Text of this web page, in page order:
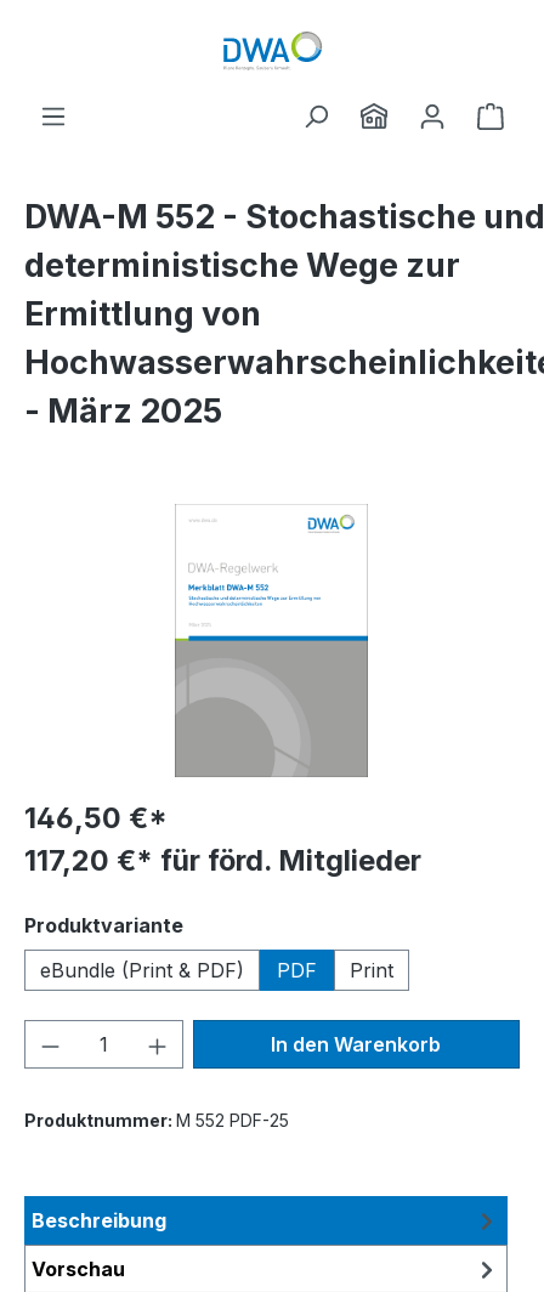
DWA-M 552 - Stochastische und
deterministische Wege zur
Ermittlung von
- März 2025
Bildergalerie überspringen
146,50 €*
117,20 €* für förd. Mitglieder
Produktvarianteauswählen
eBundle (Print & PDF)
PDF Print
Produkt Anzahl: Gib denIn den Warenkorb
Produktnummer: M 552 PDF-25
Beschreibung
Vorschau